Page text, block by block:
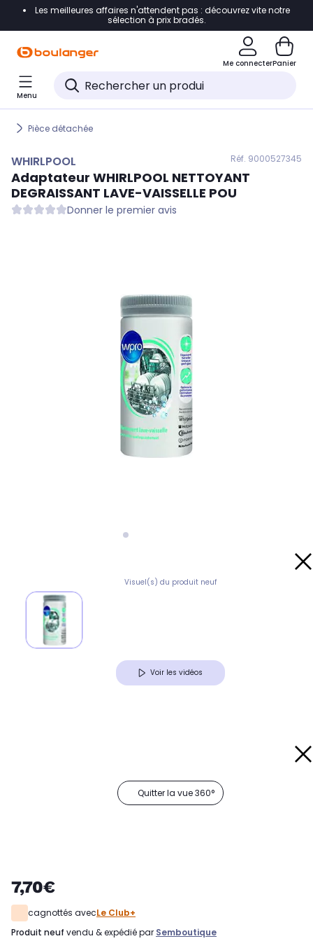
Accéder directement à la navigation
Accéder directement au pied de page
Accéder directement au chatbot
Les meilleures affaires n'attendent pas : découvrez vite notre
sélection à prix bradés.
Me connecterPanier
Menu
Pièce détachée
WHIRLPOOL Réf. 9000527345
Adaptateur WHIRLPOOL NETTOYANT
DEGRAISSANT LAVE-VAISSELLE POU
Donner le premier avis
Visuel(s) du produit neuf
Voir les vidéos
Quitter la vue 360°
7,70€
cagnottés avecLe Club+
produit neuf vendu & expédié par Semboutique